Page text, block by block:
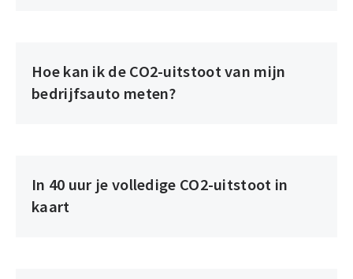
Hoe kan ik de CO2-uitstoot van mijn
bedrijfsauto meten?
In 40 uur je volledige CO2-uitstoot in
kaart